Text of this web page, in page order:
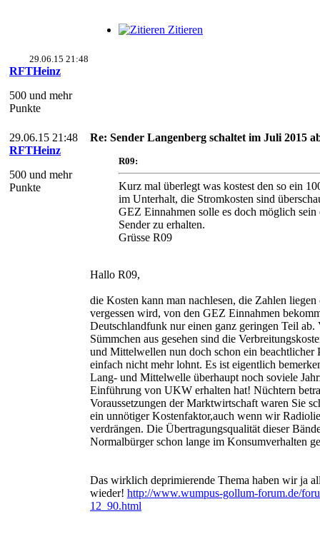
Zitieren
29.06.15 21:48
RFTHeinz
500 und mehr
Punkte
29.06.15 21:48
RFTHeinz
500 und mehr
Punkte
Re: Sender Langenberg schaltet im Juli 2015
R09:
Kurz mal überlegt was kostest den so ein
im Unterhalt, die Stromkosten sind
GEZ Einnahmen solle es doch möglich
Sender zu erhalten.
Grüsse R09
Hallo R09,
die Kosten kann man nachlesen, die Zahlen liegen
vergessen wird, von den GEZ Einnahmen
Deutschlandfunk nur einen ganz geringen Teil ab.
Sümmchen aus gesehen sind die
und Mittelwellen nun doch schon ein beachtlicher
einfach nicht mehr lohnt. Es ist eigentlich
Lang- und Mittelwelle überhaupt noch soviele
Einführung von UKW erhalten hat! Nüchtern
Voraussetzungen der Marktwirtschaft waren Sie
ein unnötiger Kostenfaktor,auch wenn wir
verdrängen. Die Übertragungsqualität dieser
Normalbürger schon lange im Konsumverhalten
Das wirklich deprimierende Thema haben wir ja
wieder! http://www.wumpus-gollum-forum.de/
12_90.html